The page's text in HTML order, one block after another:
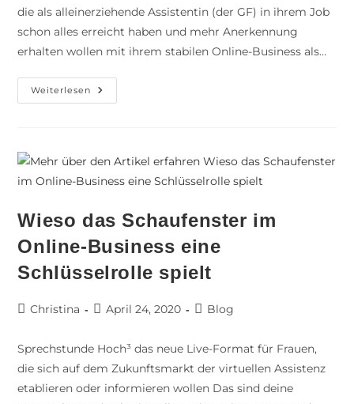
die als alleinerziehende Assistentin (der GF) in ihrem Job
schon alles erreicht haben und mehr Anerkennung
erhalten wollen mit ihrem stabilen Online-Business als…
Weiterlesen
Wieso das Schaufenster im
Online-Business eine
Schlüsselrolle spielt
Christina April 24, 2020 Blog
Sprechstunde Hoch³ das neue Live-Format für Frauen,
die sich auf dem Zukunftsmarkt der virtuellen Assistenz
etablieren oder informieren wollen Das sind deine